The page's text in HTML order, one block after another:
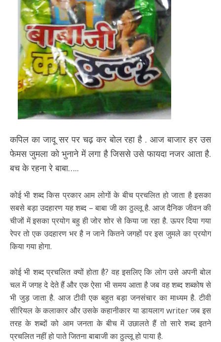
कपिल का जादू सर पर चढ़ कर बोल रहा है . आज बाजार हर उस
फेमस जुमला को भुनाने में लगा है जिससे उसे फायदा नजर आता है.
बच के रहना रे बाबा…..
कोई भी शब्द किस प्रकार आम लोगों के बीच प्रचलित हो जाता है इसका
सबसे बड़ा उदहारण यह शब्द – बाबा जी का ठुल्लू है. आज दैनिक जीवन की
चीजों में इसका प्रयोग बहु ही जोर शोर से किया जा रहा है. ऊपर दिया गया
रेपर तो एक उदहारण भर है न जाने कितने जगहों पर इस जुमले का प्रयोग
किया गया होगा.
कोई भी शब्द प्रचलित क्यों होता है? वह इसलिए कि लोग उसे अपनी बोल
चल में जगह दे देते हैं और एक ऐसा भी समय आता है जब वह शब्द शब्कोष से
भी जुड़ जाता है. आज टीवी एक बहुत बड़ा जनसंचार का माध्यम है. टीवी
सीरियल के कलाकार और उसके कहानीकार या डायलाग writer जब इस
तरह के शब्दों को आम जनता के बीच में उछालते हैं तो सारे शब्द इतने
प्रचलित नहीं हो पाते जितना बाबाजी का ठुल्लू हो पाया है.